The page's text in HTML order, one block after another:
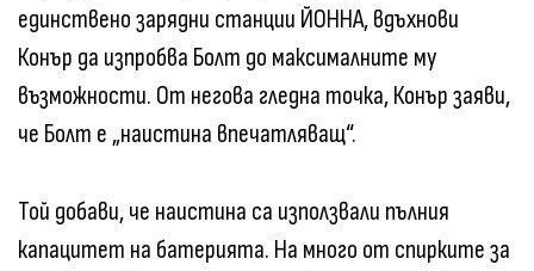
единствено зарядни станции ЙОННА, вдъхнови
Конър да изпробва Болт до максималните му
възможности. От негова гледна точка, Конър заяви,
че Болт е „наистина впечатляващ“.
Той добави, че наистина са използвали пълния
капацитет на батерията. На много от спирките за